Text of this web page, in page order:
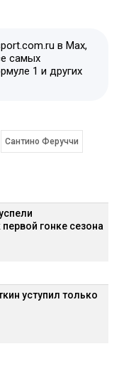
в Max,
самых
1 и других
Сантино Феруччи
гонке сезона
уступил только